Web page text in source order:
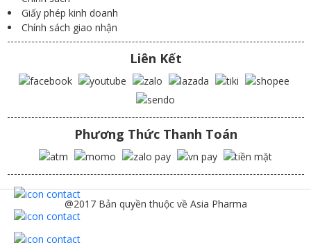
Giấy phép kinh doanh
Chính sách giao nhận
Liên Kết
Phương Thức Thanh Toán
@2017 Bản quyền thuộc về Asia Pharma